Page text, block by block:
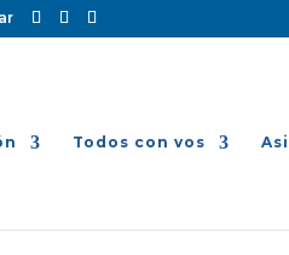
Todos con vos